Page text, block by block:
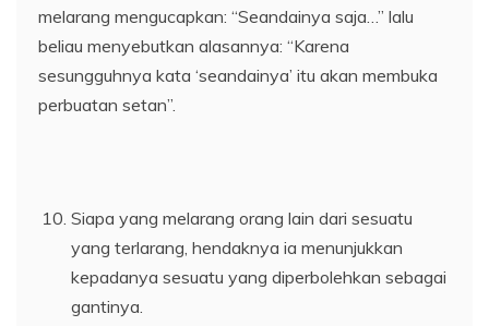
melarang mengucapkan: “Seandainya saja…” lalu
beliau menyebutkan alasannya: “Karena
sesungguhnya kata ‘seandainya’ itu akan membuka
perbuatan setan”.
Siapa yang melarang orang lain dari sesuatu
yang terlarang, hendaknya ia menunjukkan
kepadanya sesuatu yang diperbolehkan sebagai
gantinya.